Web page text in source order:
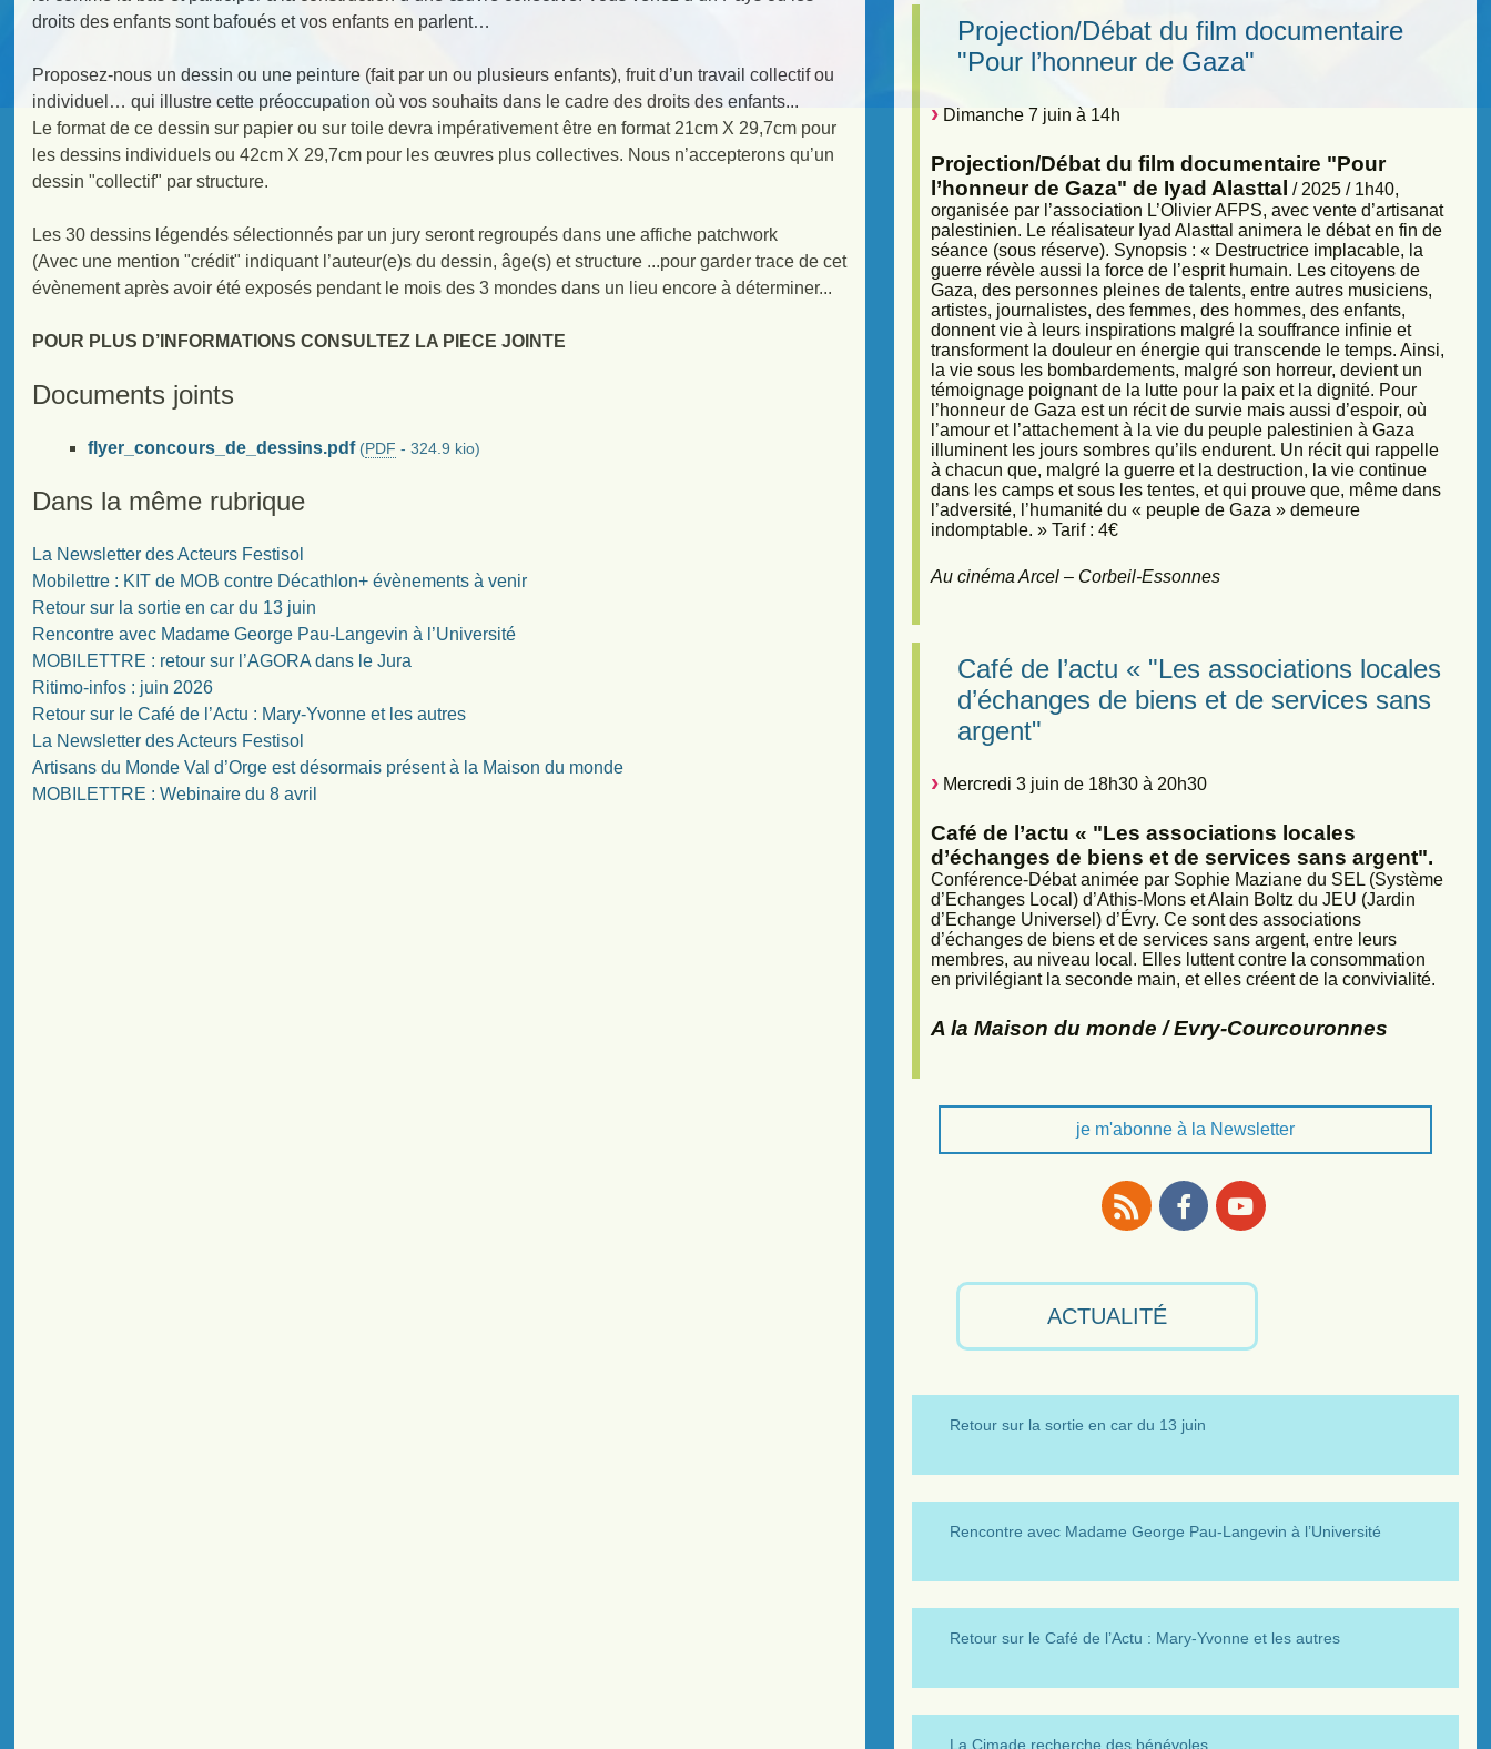
Projection/Débat du film documentaire
"Pour l’honneur de Gaza"
Dimanche 7 juin à 14h
Projection/Débat du film documentaire "Pour
l’honneur de Gaza" de Iyad Alasttal / 2025 / 1h40,
organisée par l’association L’Olivier AFPS, avec vente d’artisanat
palestinien. Le réalisateur Iyad Alasttal animera le débat en fin de
séance (sous réserve). Synopsis : « Destructrice implacable, la
guerre révèle aussi la force de l’esprit humain. Les citoyens de
Gaza, des personnes pleines de talents, entre autres musiciens,
artistes, journalistes, des femmes, des hommes, des enfants,
donnent vie à leurs inspirations malgré la souffrance infinie et
transforment la douleur en énergie qui transcende le temps. Ainsi,
la vie sous les bombardements, malgré son horreur, devient un
témoignage poignant de la lutte pour la paix et la dignité. Pour
l’honneur de Gaza est un récit de survie mais aussi d’espoir, où
l’amour et l’attachement à la vie du peuple palestinien à Gaza
illuminent les jours sombres qu’ils endurent. Un récit qui rappelle
à chacun que, malgré la guerre et la destruction, la vie continue
dans les camps et sous les tentes, et qui prouve que, même dans
l’adversité, l’humanité du « peuple de Gaza » demeure
indomptable. » Tarif : 4€
Au cinéma Arcel – Corbeil-Essonnes
Café de l’actu « "Les associations locales
d’échanges de biens et de services sans
argent"
Mercredi 3 juin de 18h30 à 20h30
Café de l’actu « "Les associations locales
d’échanges de biens et de services sans argent".
Conférence-Débat animée par Sophie Maziane du SEL (Système
d’Echanges Local) d’Athis-Mons et Alain Boltz du JEU (Jardin
d’Echange Universel) d’Évry. Ce sont des associations
d’échanges de biens et de services sans argent, entre leurs
membres, au niveau local. Elles luttent contre la consommation
en privilégiant la seconde main, et elles créent de la convivialité.
A la Maison du monde / Evry-Courcouronnes
je m'abonne à la Newsletter
ACTUALITÉ
Retour sur la sortie en car du 13 juin
Rencontre avec Madame George Pau-Langevin à l’Université
Retour sur le Café de l’Actu : Mary-Yvonne et les autres
La Cimade recherche des bénévoles
droits des enfants sont bafoués et vos enfants en parlent…
Proposez-nous un dessin ou une peinture (fait par un ou plusieurs enfants), fruit d’un travail collectif ou
individuel… qui illustre cette préoccupation où vos souhaits dans le cadre des droits des enfants...
Le format de ce dessin sur papier ou sur toile devra impérativement être en format 21cm X 29,7cm pour
les dessins individuels ou 42cm X 29,7cm pour les œuvres plus collectives. Nous n’accepterons qu’un
dessin "collectif" par structure.
Les 30 dessins légendés sélectionnés par un jury seront regroupés dans une affiche patchwork
(Avec une mention "crédit" indiquant l’auteur(e)s du dessin, âge(s) et structure ...pour garder trace de cet
évènement après avoir été exposés pendant le mois des 3 mondes dans un lieu encore à déterminer...
POUR PLUS D’INFORMATIONS CONSULTEZ LA PIECE JOINTE
Documents joints
flyer_concours_de_dessins.pdf (PDF -324.9 kio)
Dans la même rubrique
La Newsletter des Acteurs Festisol
Mobilettre : KIT de MOB contre Décathlon+ évènements à venir
Retour sur la sortie en car du 13 juin
Rencontre avec Madame George Pau-Langevin à l’Université
MOBILETTRE : retour sur l’AGORA dans le Jura
Ritimo-infos : juin 2026
Retour sur le Café de l’Actu : Mary-Yvonne et les autres
La Newsletter des Acteurs Festisol
Artisans du Monde Val d’Orge est désormais présent à la Maison du monde
MOBILETTRE : Webinaire du 8 avril